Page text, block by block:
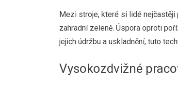
Mezi stroje, které si lidé nejčastěji
zahradní zeleně. Úspora oproti
jejich údržbu a uskladnění, tuto
Vysokozdvižné